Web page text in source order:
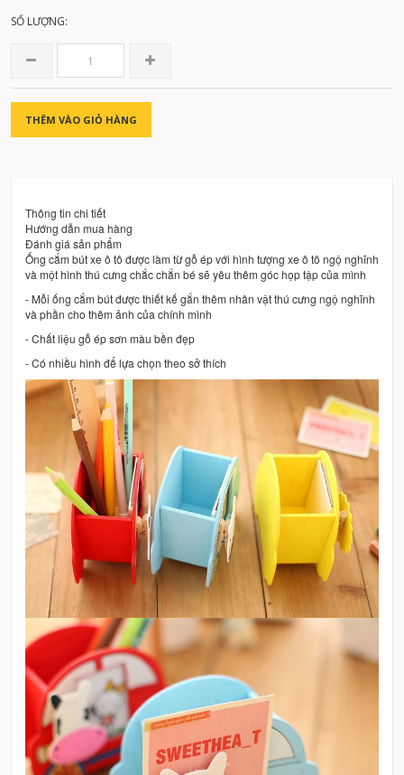
SỐ LƯỢNG:
THÊM VÀO GIỎ HÀNG
Thông tin chi tiết
Hướng dẫn mua hàng
Đánh giá sản phẩm
Ống cắm bút xe ô tô được làm từ gỗ ép với hình tượng xe ô tô ngộ nghĩnh
và một hình thú cưng chắc chắn bé sẽ yêu thêm góc họp tập của mình
- Mỗi ống cắm bút được thiết kế gắn thêm nhân vật thú cưng ngộ nghĩnh
và phần cho thêm ảnh của chính mình
- Chất liệu gỗ ép sơn màu bền đẹp
- Có nhiều hình để lựa chọn theo sở thích